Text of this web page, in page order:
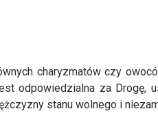
charyzmatów czy
odpowiedzialna za Drogę,
stanu wolnego i